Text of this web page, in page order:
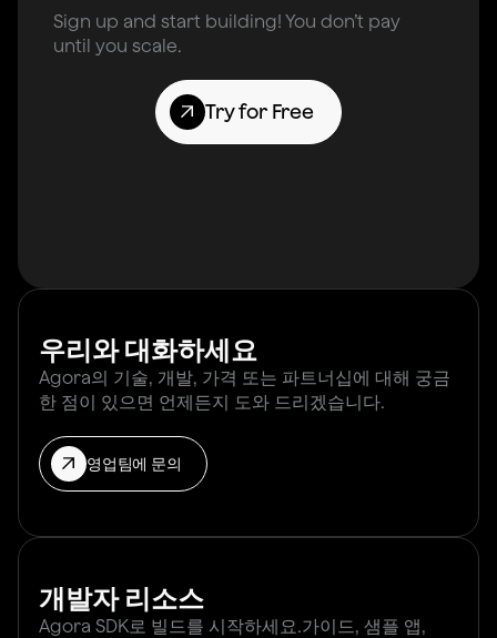
Sign up and start building! You don’t pay
until you scale.
Try for Free
우리와 대화하세요
Agora의 기술, 개발, 가격 또는 파트너십에 대해 궁금
한 점이 있으면 언제든지 도와 드리겠습니다.
영업팀에 문의
개발자 리소스
Agora SDK로 빌드를 시작하세요.가이드, 샘플 앱,